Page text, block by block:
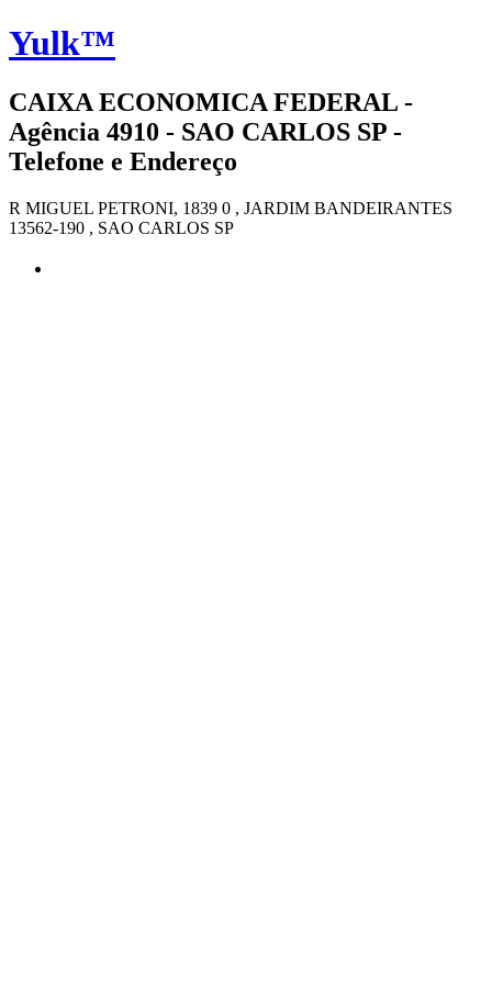
Yulk™
CAIXA ECONOMICA FEDERAL -
Agência 4910 - SAO CARLOS SP -
Telefone e Endereço
R MIGUEL PETRONI, 1839 0 , JARDIM BANDEIRANTES
13562-190 , SAO CARLOS SP